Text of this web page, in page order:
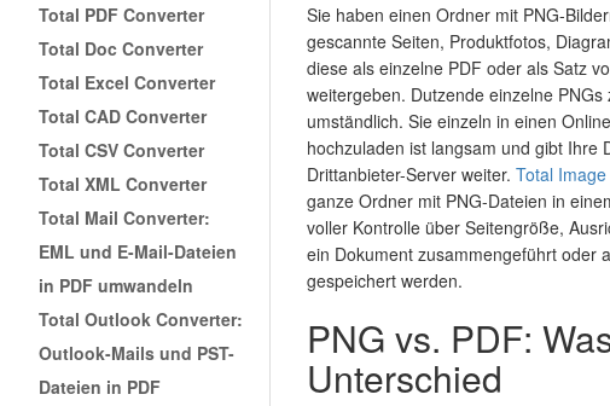
Total PDF Converter
Total Doc Converter
Total Excel Converter
Total CAD Converter
Total CSV Converter
Total XML Converter
Total Mail Converter:
EML und E-Mail-Dateien
in PDF umwandeln
Total Outlook Converter:
Outlook-Mails und PST-
Dateien in PDF
Sie haben einen Ordner mit PNG-
gescannte Seiten, Produktfotos,
diese als einzelne PDF oder als Satz
weitergeben. Dutzende einzelne PNGs
umständlich. Sie einzeln in einen
hochzuladen ist langsam und gibt Ihre
Drittanbieter-Server weiter. Total
ganze Ordner mit PNG-Dateien in
voller Kontrolle über Seitengröße,
ein Dokument zusammengeführt oder
gespeichert werden.
PNG vs. PDF:
Unterschied